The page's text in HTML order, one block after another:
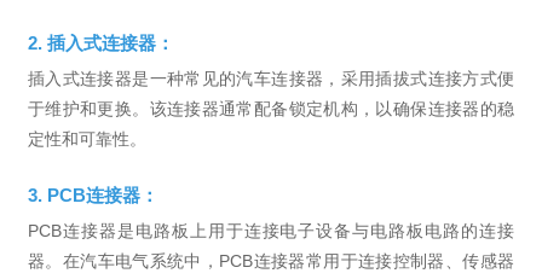
2. 插入式连接器：
插入式连接器是一种常见的汽车连接器，采用插拔式连接方式便
于维护和更换。该连接器通常配备锁定机构，以确保连接器的稳
定性和可靠性。
3. PCB连接器：
PCB连接器是电路板上用于连接电子设备与电路板电路的连接
器。在汽车电气系统中，PCB连接器常用于连接控制器、传感器